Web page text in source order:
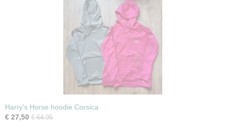
Harry's Horse hoodie Corsica
€ 27,50 € 64,95